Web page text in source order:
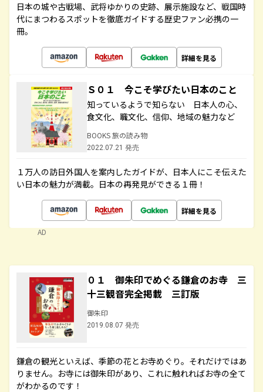
日本の城や古戦場、武将ゆかりの史跡、展示施設など、戦国時
代にまつわるスポットを徹底ガイドする歴史ファン必携の一
冊。
詳細を見る
Ｓ０１ 今こそ学びたい日本のこと
知っているようで知らない 日本人の心、
食文化、職文化、信仰、地域の魅力など
BOOKS 旅の読み物
2022.07.21 発売
１万人の訪日外国人を案内したガイドが、日本人にこそ伝えた
い日本の魅力が満載。日本の再発見ができる１冊！
詳細を見る
AD
０１ 御朱印でめぐる鎌倉のお寺 三
十三観音完全掲載 三訂版
御朱印
2019.08.07 発売
鎌倉の観光といえば、季節の花とお寺めぐり。それだけではあ
りません。お寺には御朱印があり、これに触れればお寺の全て
がわかるのです！